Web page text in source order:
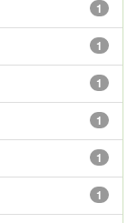
1
1
1
1
1
1